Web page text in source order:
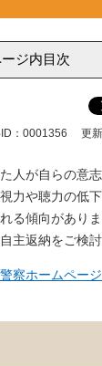
ジ内目次
：0001356 更
人が自らの意
力や聴力の低
る傾向があり
主返納をご検討
察ホームページ